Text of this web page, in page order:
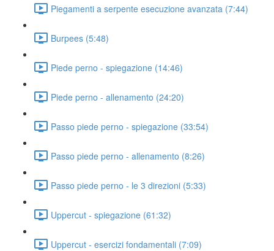
Piegamenti a serpente esecuzione avanzata (7:44)
Burpees (5:48)
Piede perno - spiegazione (14:46)
Piede perno - allenamento (24:20)
Passo piede perno - spiegazione (33:54)
Passo piede perno - allenamento (8:26)
Passo piede perno - le 3 direzioni (5:33)
Uppercut - spiegazione (61:32)
Uppercut - esercizi fondamentali (7:09)